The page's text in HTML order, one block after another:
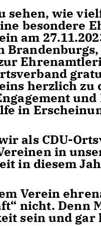
sehen, wie
besondere
am
herzlich
in
als CDU-
in
in diesem
Verein
nicht. Denn
sein und